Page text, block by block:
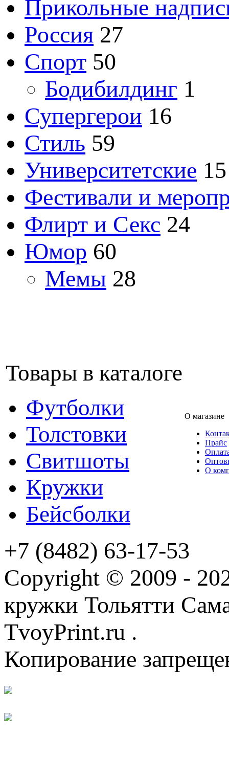
Прикольные
Россия 27
Спорт 50
Бодибилдинг 1
Супергерои 16
Стиль 59
Университетские 15
Фестивали и
Флирт и Секс 24
Юмор 60
Мемы 28
Товары в каталоге
Футболки
Толстовки
Свитшоты
Кружки
Бейсболки
О магазине
Прайс
О
+7 (8482) 63-17-53
Copyright © 2009 -
кружки Тольятти
TvoyPrint.ru .
Копирование